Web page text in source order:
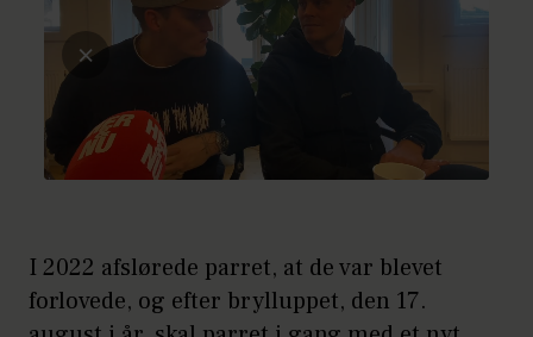
I 2022 afslørede parret, at de var blevet
forlovede, og efter brylluppet, den 17.